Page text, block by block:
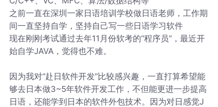
之前一直在深圳一家日语培训学校做日语老师，工作期
间一直坚持自学，坚持自己写一些日语学习软件
现在刚刚考试通过去年11月份软考的“程序员”，最近开
始自学JAVA，觉得也不难。
因为我对“赴日软件开发”比较感兴趣，一直打算希望能
够去日本做3~5年软件开发工作，不但能更进一步提高
日语，还能学到日本的软件外包技术。因为对日感觉J